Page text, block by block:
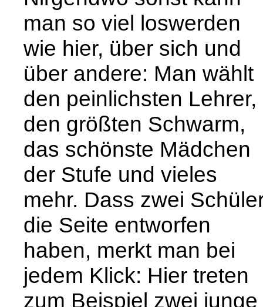
man so viel loswerden
wie hier, über sich und
über andere: Man wählt
den peinlichsten Lehrer,
den größten Schwarm,
das schönste Mädchen
der Stufe und vieles
mehr. Dass zwei
die Seite entworfen
haben, merkt man bei
jedem Klick: Hier treten
zum Beispiel zwei junge